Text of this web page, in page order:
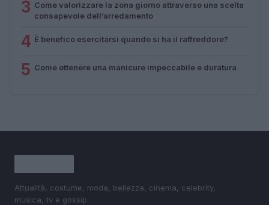
3 Come valorizzare la zona giorno attraverso una scelta
consapevole dell’arredamento
4 È benefico esercitarsi quando si ha il raffreddore?
5 Come ottenere una manicure impeccabile e duratura
Attualità, costume, moda, bellezza, cinema, celebrity,
musica, tv e gossip.